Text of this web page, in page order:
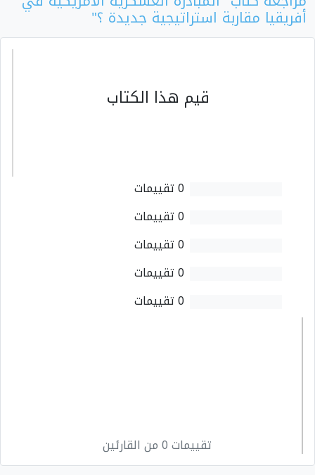
أفريقيا مقاربة استراتيجية جديدة ؟"
قيم هذا الكتاب
0 تقييمات
0 تقييمات
0 تقييمات
0 تقييمات
0 تقييمات
تقييمات 0 من القارئين